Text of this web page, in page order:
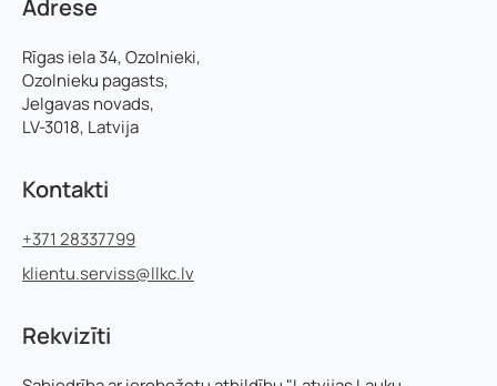
Adrese
Rīgas iela 34, Ozolnieki,
Ozolnieku pagasts,
Jelgavas novads,
LV-3018, Latvija
Kontakti
+371 28337799
klientu.serviss@llkc.lv
Rekvizīti